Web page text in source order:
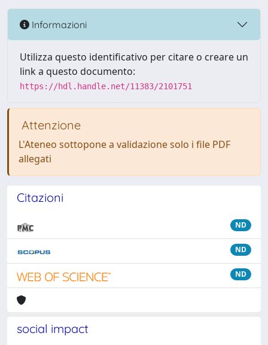
Informazioni
Utilizza questo identificativo per citare o creare un
link a questo documento:
https://hdl.handle.net/11383/2101751
Attenzione
L'Ateneo sottopone a validazione solo i file PDF
allegati
Citazioni
ND
ND
ND
social impact